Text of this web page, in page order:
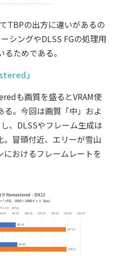
TBPの出方に違いがあるの
シングやDLSS FGの処理用
ためである。
」
も画質を盛るとVRAM使
。今回は画質「中」およ
、DLSSやフレーム生成は
。冒頭付近、エリーが雪山
おけるフレームレートを